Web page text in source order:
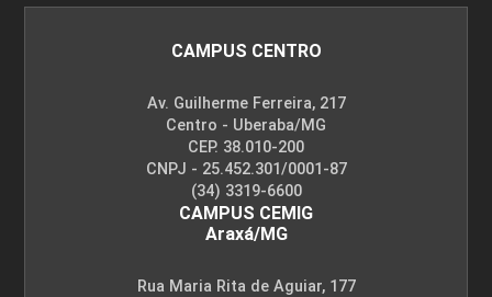
CAMPUS CENTRO
Av. Guilherme Ferreira, 217
Centro - Uberaba/MG
CEP. 38.010-200
CNPJ - 25.452.301/0001-87
(34) 3319-6600
CAMPUS CEMIG
Araxá/MG
Rua Maria Rita de Aguiar, 177